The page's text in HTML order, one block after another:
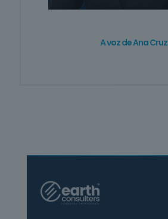
A voz de Ana Cruz